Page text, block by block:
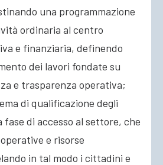
una programmazione
ordinaria al centro
e finanziaria, definendo
dei lavori fondate su
e trasparenza operativa;
di qualificazione degli
di accesso al settore, che
e risorse
in tal modo i cittadini e